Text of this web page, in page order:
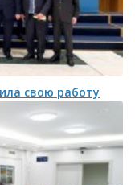
свою работу